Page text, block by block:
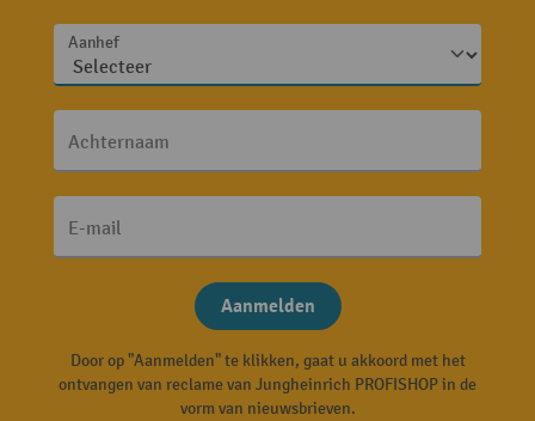
Aanhef
Achternaam
E-mail
Aanmelden
Door op "Aanmelden" te klikken, gaat u akkoord met het
ontvangen van reclame van Jungheinrich PROFISHOP in de
vorm van nieuwsbrieven.